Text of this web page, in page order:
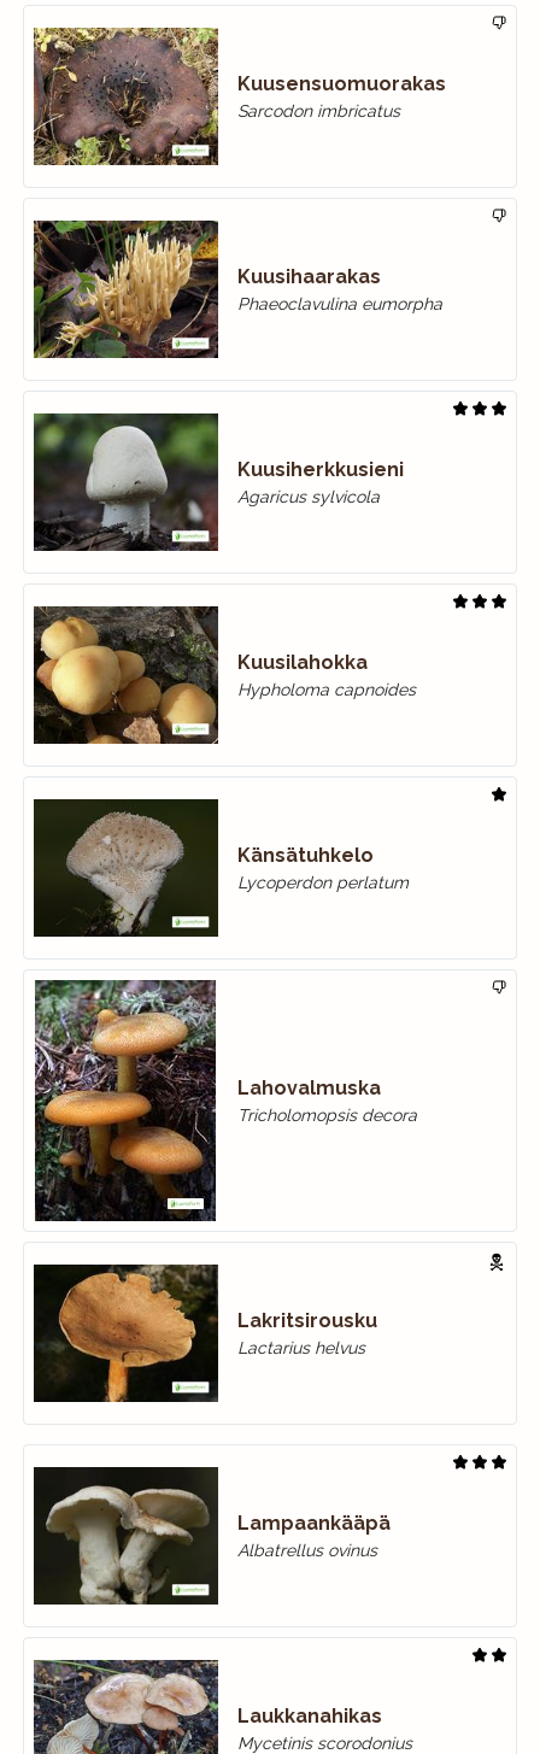
Kuusensuomuorakas
Sarcodon imbricatus
Kuusihaarakas
Phaeoclavulina eumorpha
Kuusiherkkusieni
Agaricus sylvicola
Kuusilahokka
Hypholoma capnoides
Känsätuhkelo
Lycoperdon perlatum
Lahovalmuska
Tricholomopsis decora
Lakritsirousku
Lactarius helvus
Lampaankääpä
Albatrellus ovinus
Laukkanahikas
Mycetinis scorodonius